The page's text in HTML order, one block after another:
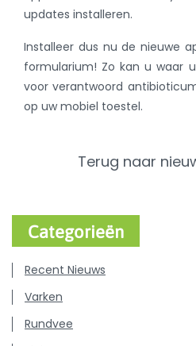
updates installeren.
Installeer dus nu de nieuwe
formularium! Zo kan u waar
voor verantwoord
op uw mobiel toestel.
Terug naar
Categorieën
Recent Nieuws
Varken
Rundvee